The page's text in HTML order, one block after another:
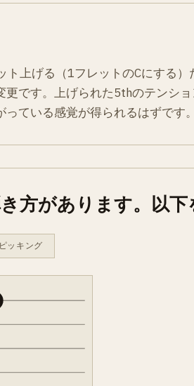
ト上げる（1フレットのCにする）
です。上げられた5thのテンシ
ている感覚が得られるはずです。
方があります。以下
ッキング